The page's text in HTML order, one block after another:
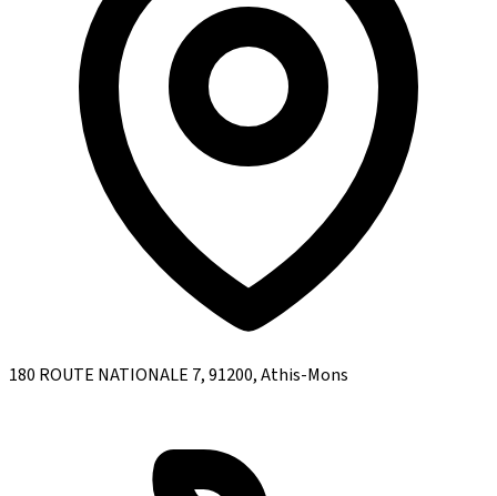
180 ROUTE NATIONALE 7, 91200, Athis-Mons